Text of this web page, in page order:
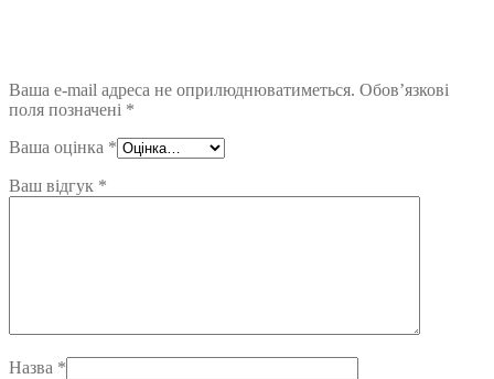
Ваша e-mail адреса не оприлюднюватиметься. Обов’язкові
поля позначені *
Ваша оцінка *
Ваш відгук *
Назва *